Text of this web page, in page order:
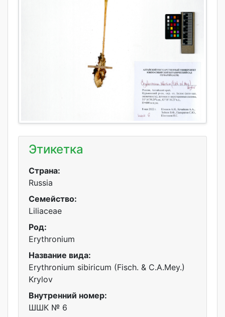
Этикетка
Страна:
Russia
Семейство:
Liliaceae
Род:
Erythronium
Название вида:
Erythronium sibiricum (Fisch. & C.A.Mey.)
Krylov
Внутренний номер:
ШШК № 6